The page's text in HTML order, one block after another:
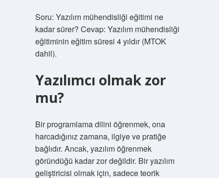
Soru: Yazılım mühendisliği eğitimi ne
kadar sürer? Cevap: Yazılım mühendisliği
eğitiminin eğitim süresi 4 yıldır (MTOK
dahil).
Yazılımcı olmak zor
mu?
Bir programlama dilini öğrenmek, ona
harcadığınız zamana, ilgiye ve pratiğe
bağlıdır. Ancak, yazılım öğrenmek
göründüğü kadar zor değildir. Bir yazılım
geliştiricisi olmak için, sadece teorik